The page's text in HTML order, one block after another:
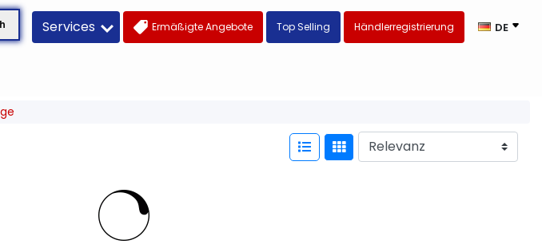
Services Ermäßigte Angebote Top Selling Händlerregistrierung DE